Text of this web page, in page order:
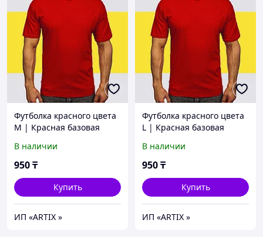
Футболка красного цвета
M | Красная базовая
плотности) | Футболка
унисекс хлопок
В наличии
950₸
Купить
ИП «ARTIX »
Футболка красного цвета
L | Красная базовая
плотности) | Футболка
унисекс хлопок
В наличии
950₸
Купить
ИП «ARTIX »